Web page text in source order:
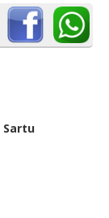
Sartu